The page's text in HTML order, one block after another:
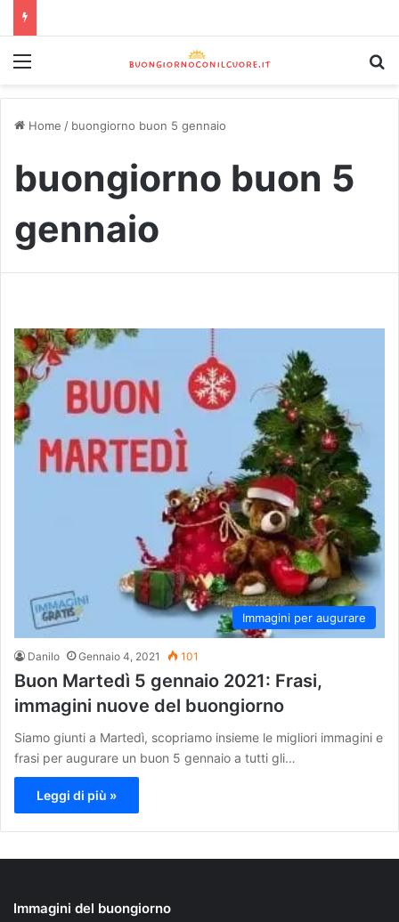
Home / buongiorno buon 5 gennaio
buongiorno buon 5
gennaio
Immagini per augurare
Danilo Gennaio 4, 2021 101
Buon Martedì 5 gennaio 2021: Frasi,
immagini nuove del buongiorno
Siamo giunti a Martedì, scopriamo insieme le migliori immagini e
frasi per augurare un buon 5 gennaio a tutti gli…
Leggi di più »
Immagini del buongiorno